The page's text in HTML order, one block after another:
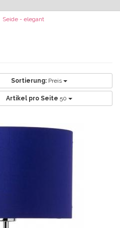
Seide - elegant
Sortierung: Preis
Artikel pro Seite 50